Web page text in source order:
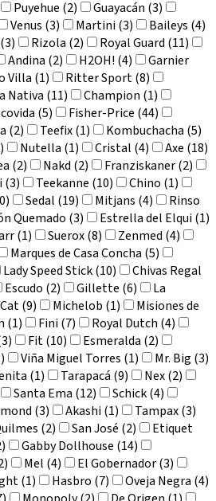
Puyehue (2)
Guayacán (3)
Venus (3) Martini (3)
Baileys (4)
Rizola (2)
Royal Guard (11)
Andina (2) H2OH! (4)
Garnier
Villa (1)
Ritter Sport (8)
Nativa (11)
Champion (1)
(5)
Fisher-Price (44)
(2) Teefix (1)
Kombuchacha (5)
Nutella (1) Cristal (4)
Axe (18)
(2) Nakd (2)
Franziskaner (2)
(3) Teekanne (10)
Chino (1)
Sedal (19) Mitjans (4)
Rinso
Quemado (3)
Estrella del Elqui (1)
(1) Suerox (8)
Zenmed (4)
Marques de Casa Concha (5)
Lady Speed Stick (10)
Chivas Regal
Escudo (2) Gillette (6)
La
(9) Michelob (1)
Misiones de
(1) Fini (7)
Royal Dutch (4)
Fit (10)
Esmeralda (2)
Viña Miguel Torres (1)
Mr. Big (3)
(1) Tarapacá (9)
Nex (2)
Santa Ema (12)
Schick (4)
(3) Akashi (1)
Tampax (3)
(2) San José (2)
Etiquet
Gabby Dollhouse (14)
Mel (4)
El Gobernador (3)
(1) Hasbro (7)
Oveja Negra (4)